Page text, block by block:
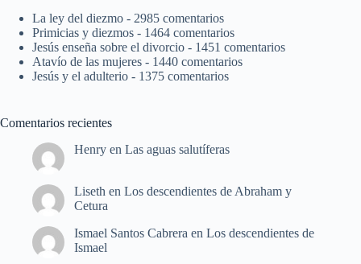
La ley del diezmo - 2985 comentarios
Primicias y diezmos - 1464 comentarios
Jesús enseña sobre el divorcio - 1451 comentarios
Atavío de las mujeres - 1440 comentarios
Jesús y el adulterio - 1375 comentarios
Comentarios recientes
Henry en Las aguas salutíferas
Liseth en Los descendientes de Abraham y
Cetura
Ismael Santos Cabrera en Los descendientes de
Ismael